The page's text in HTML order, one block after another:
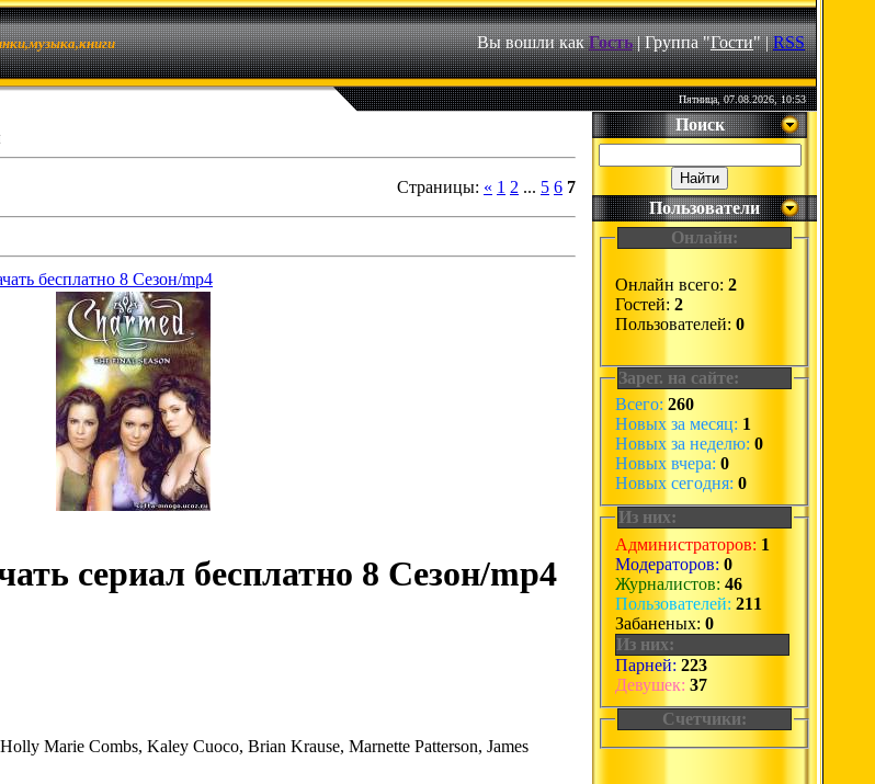
Вы вошли какГость| Группа "Гости" |RSS
Пятница, 07.08.2026, 10:53
Страницы: « 1 2 ... 5 6 7
бесплатно 8 Сезон/mp4
сериал бесплатно 8 Сезон/mp4
Marie Combs, Kaley Cuoco, Brian Krause, Marnette Patterson, James
Поиск
Пользователи
Онлайн:
Онлайн всего: 2
Гостей: 2
Пользователей: 0
Зарег. на сайте:
Всего: 260
Новых за месяц: 1
Новых за неделю: 0
Новых вчера: 0
Новых сегодня: 0
Из них:
Администраторов: 1
Модераторов: 0
Журналистов: 46
Пользователей: 211
Забаненых: 0
Из них:
Парней: 223
Девушек: 37
Счетчики: